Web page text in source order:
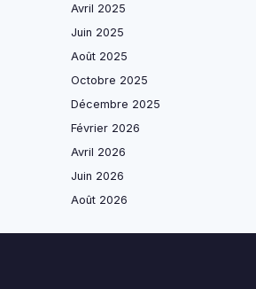
Avril 2025
Juin 2025
Août 2025
Octobre 2025
Décembre 2025
Février 2026
Avril 2026
Juin 2026
Août 2026